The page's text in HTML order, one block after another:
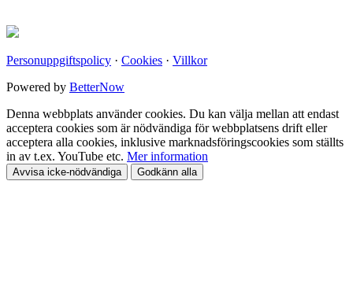
Personuppgiftspolicy · Cookies · Villkor
Powered by BetterNow
Denna webbplats använder cookies. Du kan välja mellan att endast
acceptera cookies som är nödvändiga för webbplatsens drift eller
acceptera alla cookies, inklusive marknadsföringscookies som ställts
in av t.ex. YouTube etc. Mer information
Avvisa icke-nödvändiga Godkänn alla